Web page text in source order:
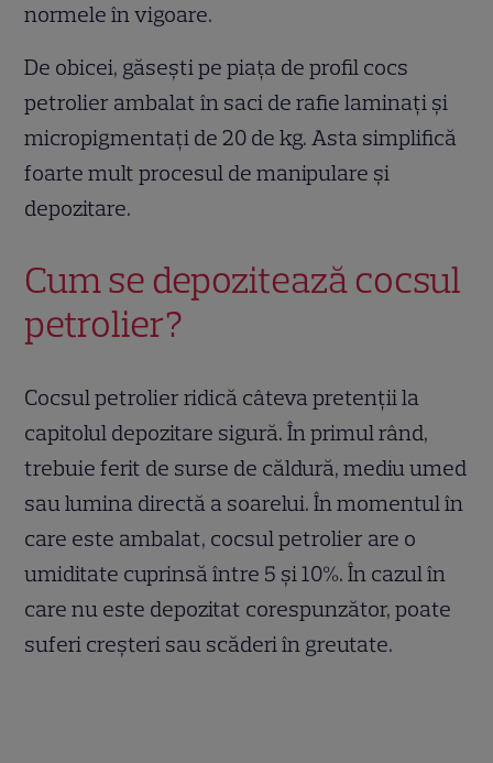
normele în vigoare.
De obicei, găsești pe piața de profil cocs
petrolier ambalat în saci de rafie laminați și
micropigmentați de 20 de kg. Asta simplifică
foarte mult procesul de manipulare și
depozitare.
Cum se depozitează cocsul
petrolier?
Cocsul petrolier ridică câteva pretenții la
capitolul depozitare sigură. În primul rând,
trebuie ferit de surse de căldură, mediu umed
sau lumina directă a soarelui. În momentul în
care este ambalat, cocsul petrolier are o
umiditate cuprinsă între 5 și 10%. În cazul în
care nu este depozitat corespunzător, poate
suferi creșteri sau scăderi în greutate.